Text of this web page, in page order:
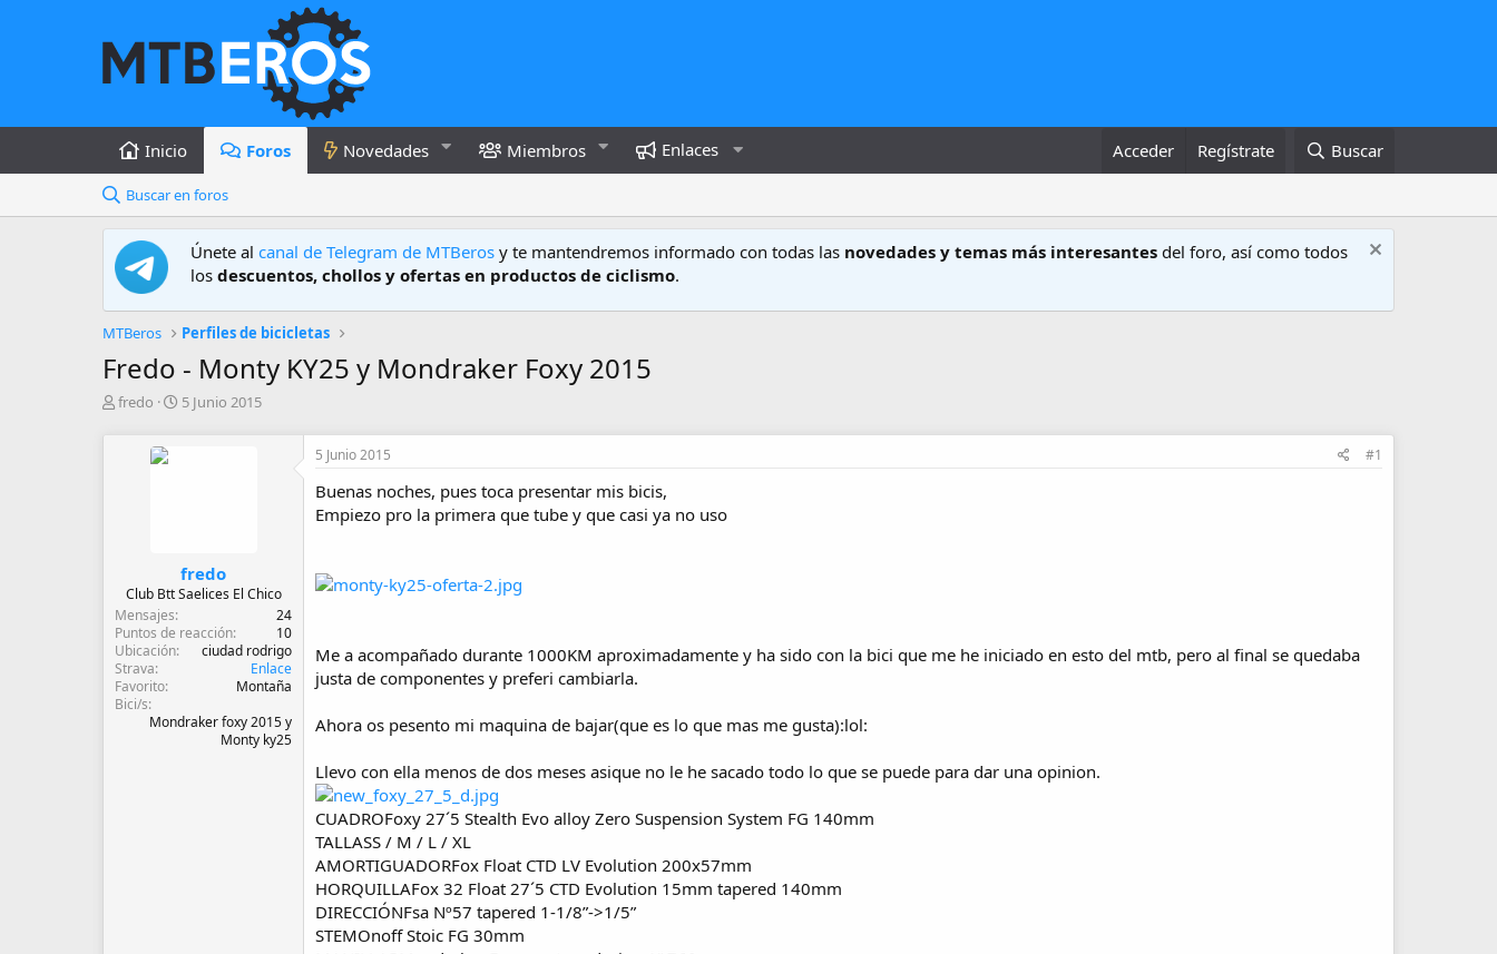
Inicio Foros Novedades Miembros Enlaces Acceder Regístrate Buscar
Buscar en foros
Únete al canal de Telegram de MTBeros y te mantendremos informado con todas las novedades y temas más interesantes del foro, así como todos
los descuentos, chollos y ofertas en productos de ciclismo.
MTBeros Perfiles de bicicletas
Fredo - Monty KY25 y Mondraker Foxy 2015
A
fredo
F
i
c
o
5 Junio 2015
fredo
Club Btt Saelices El Chico
Mensajes
24
Puntos de reacción
10
Ubicación
ciudad rodrigo
Strava
Enlace
Favorito
Montaña
Bici/s
Mondraker foxy 2015 y
Monty ky25
5 Junio 2015 #1
Buenas noches, pues toca presentar mis bicis,
Empiezo pro la primera que tube y que casi ya no uso
Me a acompañado durante 1000KM aproximadamente y ha sido con la bici que me he iniciado en esto del mtb, pero al final se quedaba
justa de componentes y preferi cambiarla.
Ahora os pesento mi maquina de bajar(que es lo que mas me gusta):lol:
Llevo con ella menos de dos meses asique no le he sacado todo lo que se puede para dar una opinion.
CUADROFoxy 27´5 Stealth Evo alloy Zero Suspension System FG 140mm
TALLASS / M / L / XL
AMORTIGUADORFox Float CTD LV Evolution 200x57mm
HORQUILLAFox 32 Float 27´5 CTD Evolution 15mm tapered 140mm
DIRECCIÓNFsa Nº57 tapered 1-1/8”->1/5”
STEMOnoff Stoic FG 30mm